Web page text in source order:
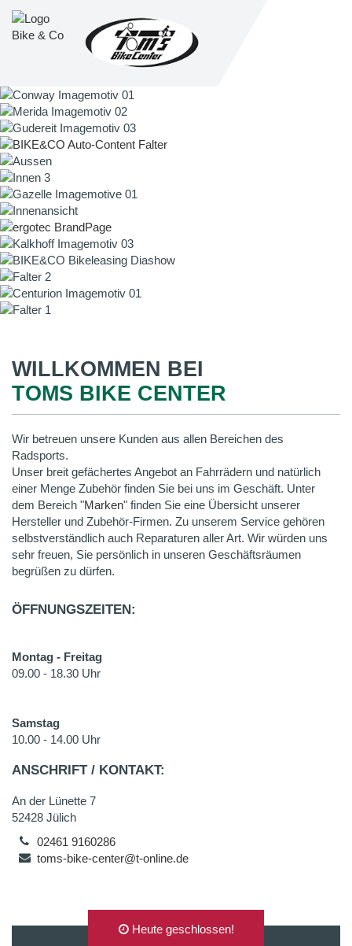
WILLKOMMEN BEI
TOMS BIKE CENTER
Wir betreuen unsere Kunden aus allen Bereichen des
Radsports.
Unser breit gefächertes Angebot an Fahrrädern und natürlich
einer Menge Zubehör finden Sie bei uns im Geschäft. Unter
dem Bereich "Marken" finden Sie eine Übersicht unserer
Hersteller und Zubehör-Firmen. Zu unserem Service gehören
selbstverständlich auch Reparaturen aller Art. Wir würden uns
sehr freuen, Sie persönlich in unseren Geschäftsräumen
begrüßen zu dürfen.
ÖFFNUNGSZEITEN:
Montag - Freitag
09.00 - 18.30 Uhr
Samstag
10.00 - 14.00 Uhr
ANSCHRIFT / KONTAKT:
An der Lünette 7
52428 Jülich
02461 9160286
toms-bike-center@t-online.de
AUF GOOGLEMAPS ANZEIGEN
Heute geschlossen!